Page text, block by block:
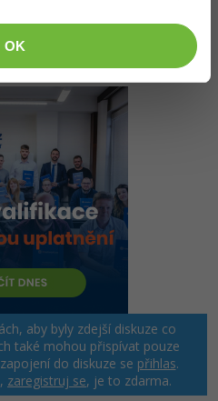
OK
aby byly zdejší diskuze co
také mohou přispívat pouze
do diskuze se přihlas.
zaregistruj se, je to zdarma.